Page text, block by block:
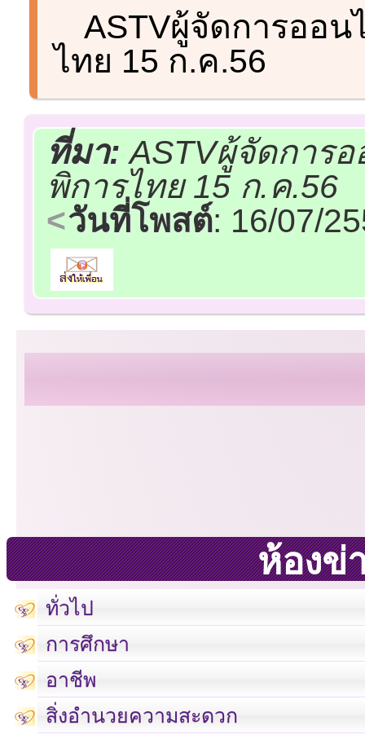
ASTVผู้จัดการออ
ไทย 15 ก.ค.56
ที่มา: ASTVผู้จัดการ
พิการไทย 15 ก.ค.56
วันที่โพสต์: 16/07/
ห้องข่
ทั่วไป
การศึกษา
อาชีพ
สิ่งอำนวยความสะดวก